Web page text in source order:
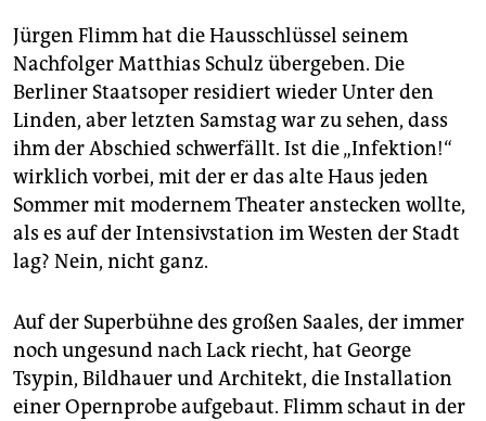
genossenschaft
epaper login
Jürgen Flimm hat die Hausschlüssel seinem
Nachfolger Matthias Schulz übergeben. Die
Berliner Staatsoper residiert wieder Unter den
Linden, aber letzten Samstag war zu sehen, dass
ihm der Abschied schwerfällt. Ist die „Infektion!“
wirklich vorbei, mit der er das alte Haus jeden
Sommer mit modernem Theater anstecken wollte,
als es auf der Intensivstation im Westen der Stadt
lag? Nein, nicht ganz.
Auf der Superbühne des großen Saales, der immer
noch ungesund nach Lack riecht, hat George
Tsypin, Bildhauer und Architekt, die Installation
einer Opernprobe aufgebaut. Flimm schaut in der